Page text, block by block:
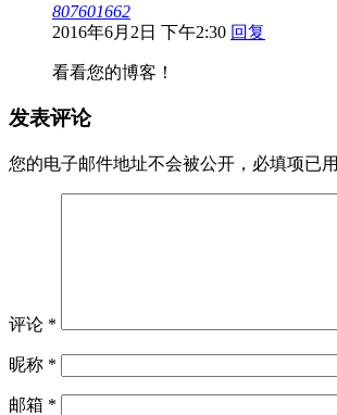
807601662
2016年6月2日 下午2:30 回复
看看您的博客！
发表评论
您的电子邮件地址不会被公开， 必填项已用
评论 *
昵称 *
邮箱 *